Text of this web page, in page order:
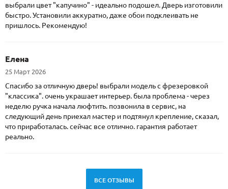
выбрали цвет "капучино" - идеально подошел. Дверь изготовили
быстро. Установили аккуратно, даже обои подклеивать не
пришлось. Рекомендую!
Елена
25 Март 2026
Спасибо за отличную дверь! выбрали модель с фрезеровкой
"классика". очень украшает интерьер. была проблема - через
неделю ручка начала люфтить. позвонила в сервис, на
следующий день приехал мастер и подтянул крепление, сказал,
что приработалась. сейчас все отлично. гарантия работает
реально.
ВСЕ ОТЗЫВЫ